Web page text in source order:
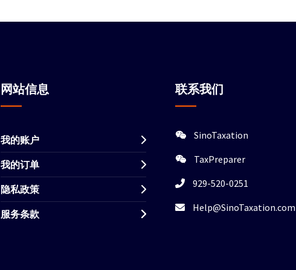
网站信息
我的账户
我的订单
隐私政策
服务条款
联系我们
SinoTaxation
TaxPreparer
929-520-0251
Help@SinoTaxation.com